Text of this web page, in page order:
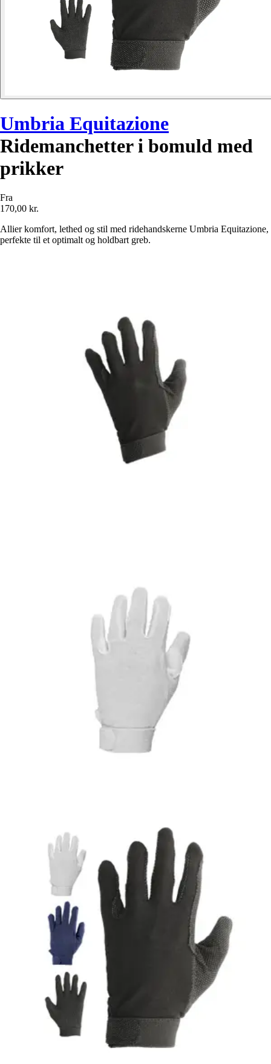
Umbria Equitazione
Ridemanchetter i bomuld med
prikker
Fra
170,00 kr.
Allier komfort, lethed og stil med ridehandskerne Umbria Equitazione,
perfekte til et optimalt og holdbart greb.